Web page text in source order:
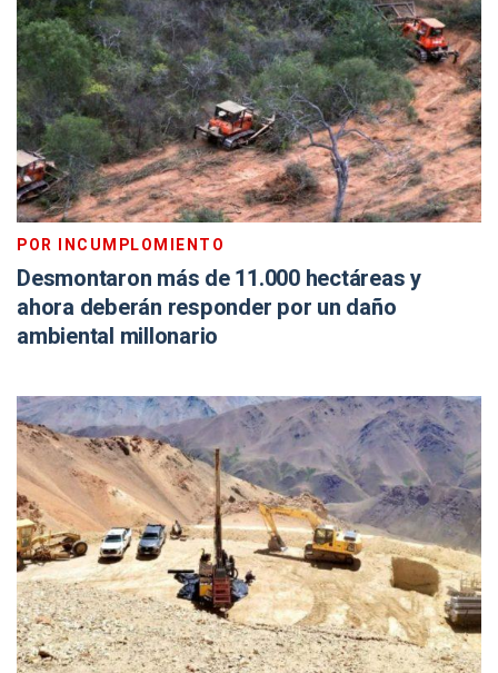
POR INCUMPLOMIENTO
Desmontaron más de 11.000 hectáreas y
ahora deberán responder por un daño
ambiental millonario